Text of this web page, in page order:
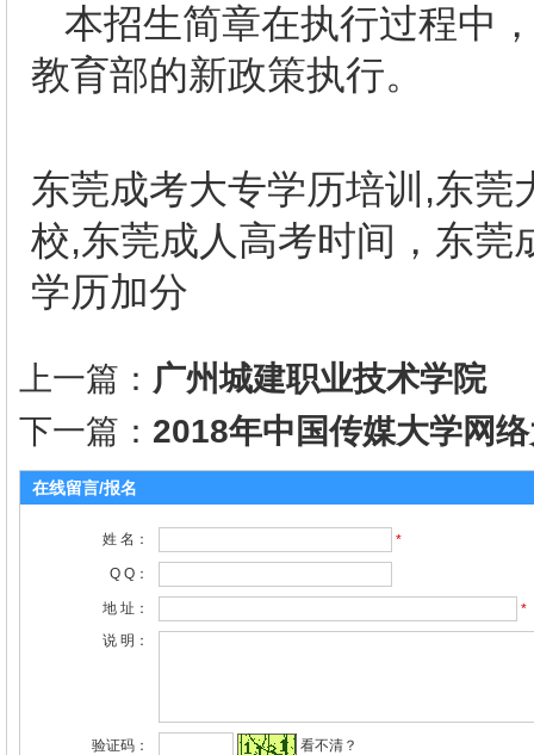
本招生简章在执行过程中
教育部的新政策执行。
东莞成考大专学历培训,东
校,东莞成人高考时间，东莞
学历加分
上一篇： 广州城建职业技术学院
下一篇： 2018年中国传媒大学网
在线留言/报名
姓 名：
*
Q Q：
地 址：
*
说 明：
验证码： 看不清？